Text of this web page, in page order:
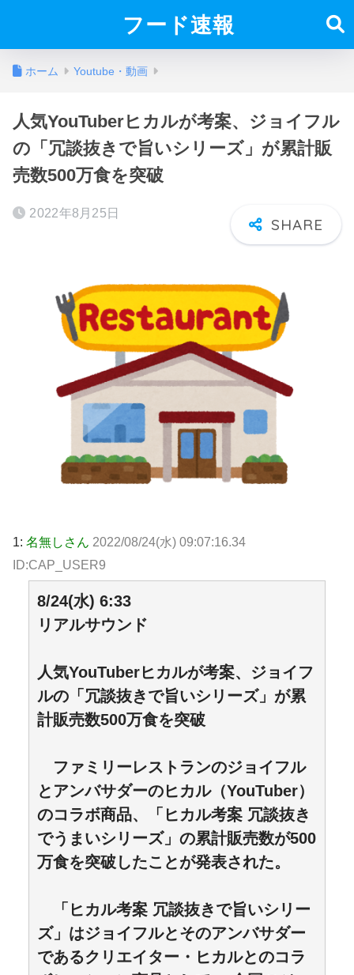
フード速報
ホーム Youtube・動画
人気YouTuberヒカルが考案、ジョイフル
の「冗談抜きで旨いシリーズ」が累計販
売数500万食を突破
2022年8月25日
1: 名無しさん 2022/08/24(水) 09:07:16.34
ID:CAP_USER9
8/24(水) 6:33
リアルサウンド
人気YouTuberヒカルが考案、ジョイフ
ルの「冗談抜きで旨いシリーズ」が累
計販売数500万食を突破
ファミリーレストランのジョイフル
とアンバサダーのヒカル（YouTuber）
のコラボ商品、「ヒカル考案 冗談抜き
でうまいシリーズ」の累計販売数が500
万食を突破したことが発表された。
「ヒカル考案 冗談抜きで旨いシリー
ズ」はジョイフルとそのアンバサダー
であるクリエイター・ヒカルとのコラ